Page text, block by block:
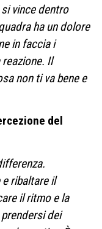
vince dentro
ha un dolore
in faccia i
Il
non ti va bene e
del
ribaltare il
il ritmo e la
dei